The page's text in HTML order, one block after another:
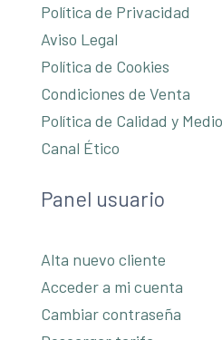
Política de Privacidad
Aviso Legal
Política de Cookies
Condiciones de Venta
Política de Calidad y
Canal Ético
Panel usuario
Alta nuevo cliente
Acceder a mi cuenta
Cambiar contraseña